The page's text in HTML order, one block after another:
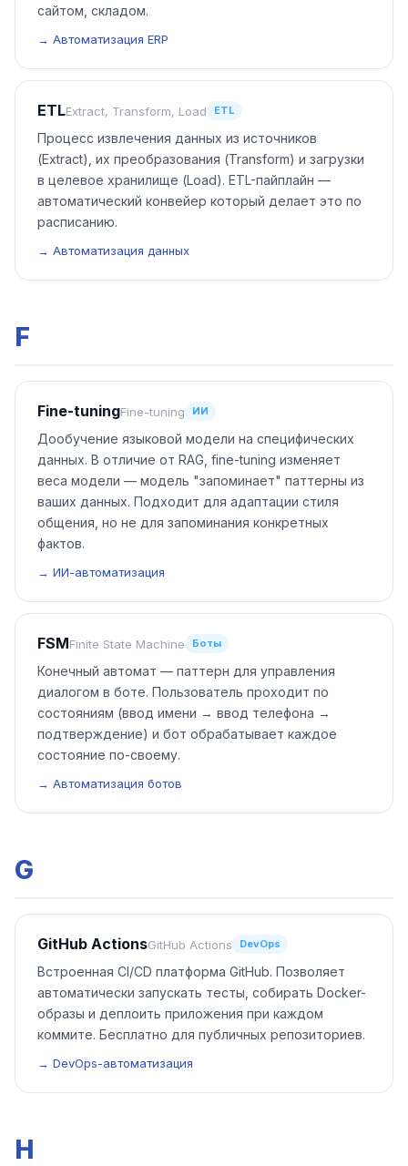
сайтом, складом.
→ Автоматизация ERP
ETLExtract, Transform, Load ETL
Процесс извлечения данных из источников
(Extract), их преобразования (Transform) и загрузки
в целевое хранилище (Load). ETL-пайплайн —
автоматический конвейер который делает это по
расписанию.
→ Автоматизация данных
F
Fine-tuningFine-tuning ИИ
Дообучение языковой модели на специфических
данных. В отличие от RAG, fine-tuning изменяет
веса модели — модель "запоминает" паттерны из
ваших данных. Подходит для адаптации стиля
общения, но не для запоминания конкретных
фактов.
→ ИИ-автоматизация
FSMFinite State Machine Боты
Конечный автомат — паттерн для управления
диалогом в боте. Пользователь проходит по
состояниям (ввод имени → ввод телефона →
подтверждение) и бот обрабатывает каждое
состояние по-своему.
→ Автоматизация ботов
G
GitHub ActionsGitHub Actions DevOps
Встроенная CI/CD платформа GitHub. Позволяет
автоматически запускать тесты, собирать Docker-
образы и деплоить приложения при каждом
коммите. Бесплатно для публичных репозиториев.
→ DevOps-автоматизация
H